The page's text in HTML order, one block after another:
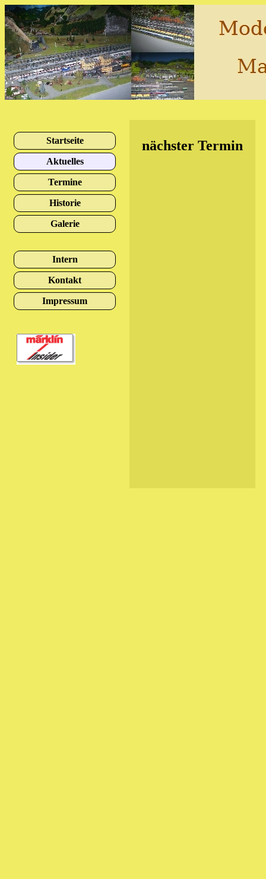
Startseite
Aktuelles
Termine
Historie
Galerie
Intern
Kontakt
Impressum
nächster Termin